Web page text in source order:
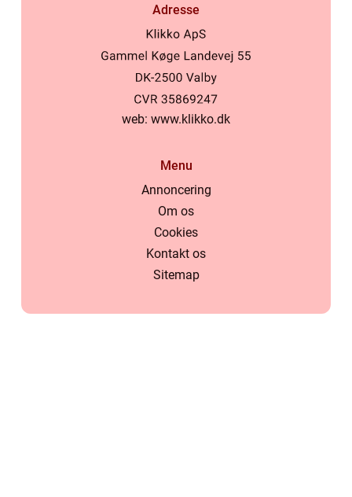
Adresse
web: www.klikko.dk
Menu
Annoncering
Om os
Cookies
Kontakt os
Sitemap